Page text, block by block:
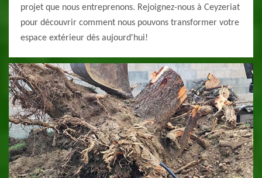
projet que nous entreprenons. Rejoignez-nous à Ceyzeriat
pour découvrir comment nous pouvons transformer votre
espace extérieur dès aujourd'hui!